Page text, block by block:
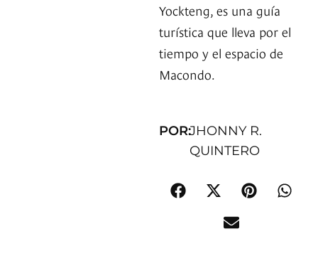
Yockteng, es una guía
turística que lleva por el
tiempo y el espacio de
Macondo.
POR:JHONNY R.
QUINTERO